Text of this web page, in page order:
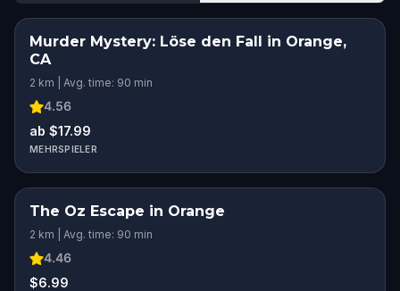
Murder Mystery: Löse den Fall in Orange,
CA
2 km | Avg. time: 90 min
4.56
ab $17.99
MEHRSPIELER
The Oz Escape in Orange
2 km | Avg. time: 90 min
4.46
$6.99